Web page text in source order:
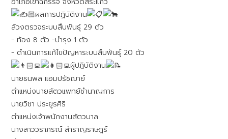
🏻ผลการปฏิบัติงาน
ล้วงตรวจระบบสืบพันธุ์ 29 ตัว
- ท้อง 8 ตัว -บำรุง 1 ตัว
- ดำเนินการแก้ไขปัญหาระบบสืบพันธุ์ 20 ตัว
ผู้ปฏิบัติงาน
นายธนพล แอมปรัชฌาย์
ตำแหน่งนายสัตวแพทย์ชำนาญการ
นายวิชา ประยูรศิริ
ตำแหน่งเจ้าพนักงานสัตวบาล
นางสาววราภรณ์ สำราญราษฎร์